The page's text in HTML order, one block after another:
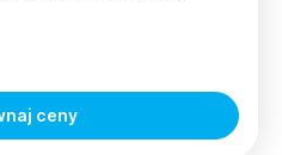
ceny